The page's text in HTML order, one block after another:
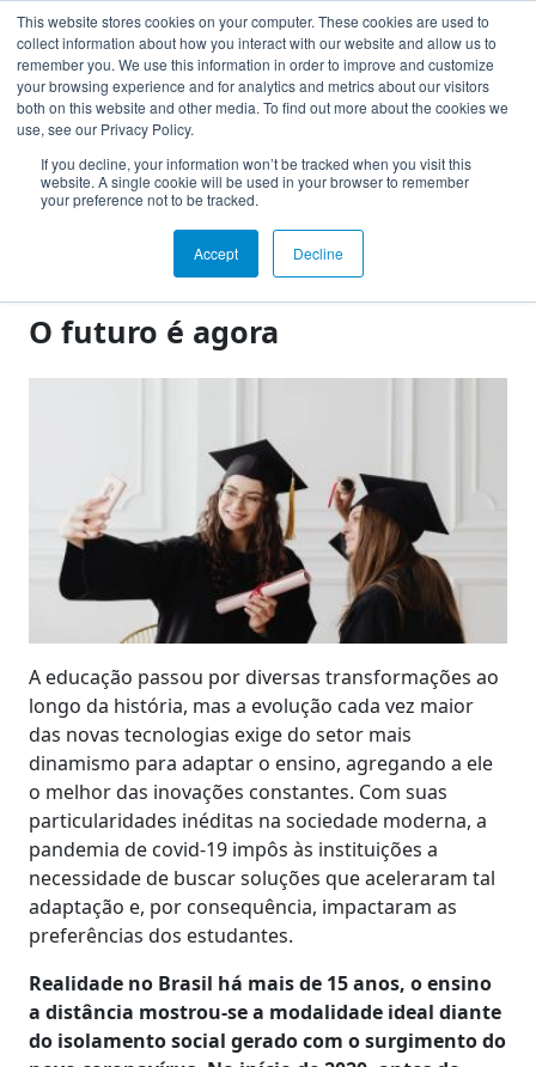
This website stores cookies on your computer. These cookies are used to
collect information about how you interact with our website and allow us to
remember you. We use this information in order to improve and customize
your browsing experience and for analytics and metrics about our visitors
both on this website and other media. To find out more about the cookies we
use, see our Privacy Policy.
If you decline, your information won’t be tracked when you visit this
website. A single cookie will be used in your browser to remember
your preference not to be tracked.
Accept Decline
Toggle navigation
Acesso Instituição
Notícias
O futuro é agora
A educação passou por diversas transformações ao
longo da história, mas a evolução cada vez maior
das novas tecnologias exige do setor mais
dinamismo para adaptar o ensino, agregando a ele
o melhor das inovações constantes. Com suas
particularidades inéditas na sociedade moderna, a
pandemia de covid-19 impôs às instituições a
necessidade de buscar soluções que aceleraram tal
adaptação e, por consequência, impactaram as
preferências dos estudantes.
Realidade no Brasil há mais de 15 anos, o ensino
a distância mostrou-se a modalidade ideal diante
do isolamento social gerado com o surgimento do